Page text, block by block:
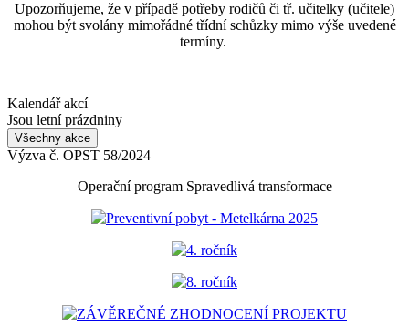
Upozorňujeme, že v případě potřeby rodičů či tř. učitelky (učitele)
mohou být svolány mimořádné třídní schůzky mimo výše uvedené
termíny.
Kalendář akcí
Jsou letní prázdniny
Všechny akce
Výzva č. OPST 58/2024
Operační program Spravedlivá transformace
Preventivní pobyt - Metelkárna 2025
4. ročník
8. ročník
ZÁVĚREČNÉ ZHODNOCENÍ PROJEKTU